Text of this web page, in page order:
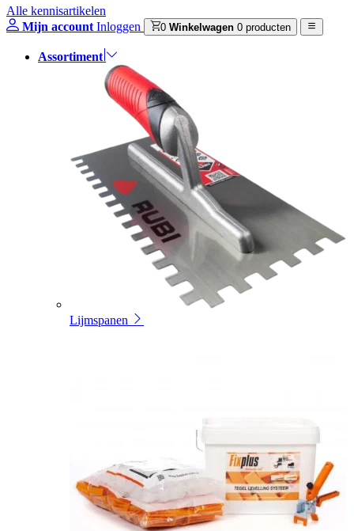
Alle kennisartikelen
Mijn account Inloggen 0 Winkelwagen 0 producten
Assortiment
Lijmspanen